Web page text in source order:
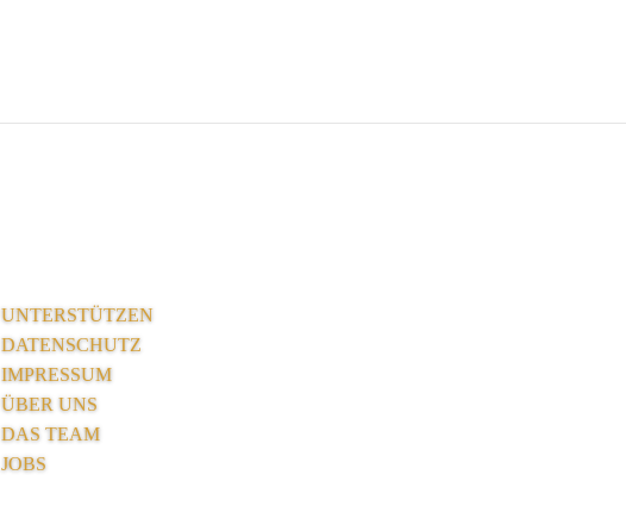
UNTERSTÜTZEN
DATENSCHUTZ
IMPRESSUM
ÜBER UNS
DAS TEAM
JOBS